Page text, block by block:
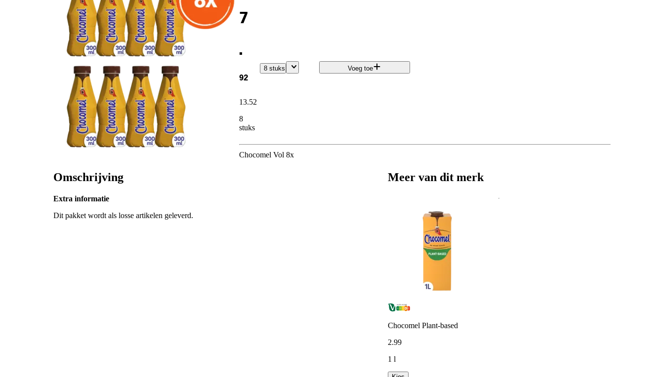
7
.
92
13.52
8
stuks
8 stuks Voeg toe
Chocomel Vol 8x
Omschrijving
Extra informatie
Dit pakket wordt als losse artikelen geleverd.
Meer van dit merk
Chocomel Plant-based
2.99
1 l